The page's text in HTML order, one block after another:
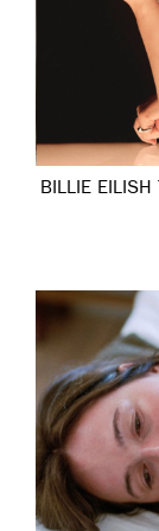
BILLIE EILISH